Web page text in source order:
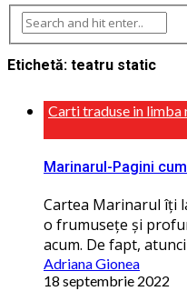
Etichetă: teatru static
Carti traduse in limba
Marinarul-Pagini
Cartea Marinarul îţi
o frumuseţe și
acum. De fapt, atunci
Adriana Gionea
18 septembrie 2022